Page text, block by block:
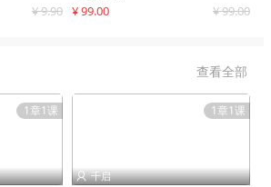
¥ 9.90 ¥ 99.00 ¥ 99.00
查看全部
1章1课 1章1课
 千启